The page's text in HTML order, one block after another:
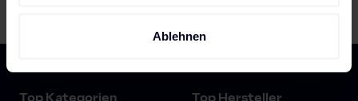
Ihr Gerät durch aktives Scannen nach bestimmten
Erfahren Sie mehr darüber, wie Ihre persönlichen Daten
Ablehnen